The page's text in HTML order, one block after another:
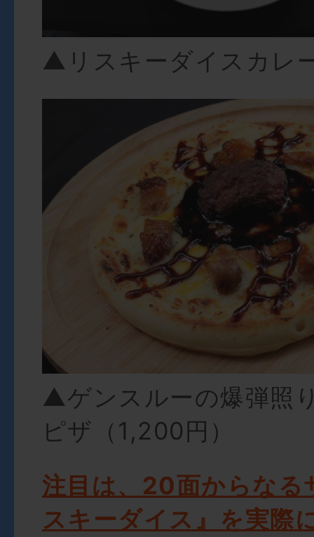
▲リスキーダイスカレ
▲ゲンスルーの爆弾照
ピザ（1,200円）
注目は、20面からなる
スキーダイス』を実際